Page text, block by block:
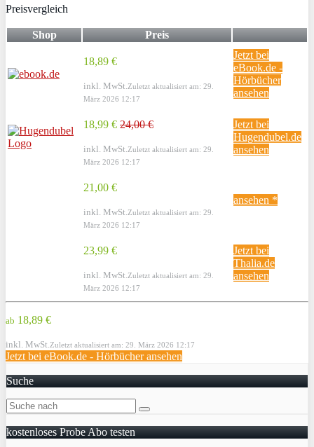
Preisvergleich
Shop Preis
18,89 €
inkl. MwSt. Zuletzt aktualisiert am: 29.
März 2026 12:17
Jetzt bei
eBook.de -
Hörbücher
ansehen
18,99 € 24,00 €
inkl. MwSt. Zuletzt aktualisiert am: 29.
März 2026 12:17
Jetzt bei
Hugendubel.de
ansehen
21,00 €
inkl. MwSt. Zuletzt aktualisiert am: 29.
März 2026 12:17
ansehen *
23,99 €
inkl. MwSt. Zuletzt aktualisiert am: 29.
März 2026 12:17
Jetzt bei
Thalia.de
ansehen
ab 18,89 €
inkl. MwSt. Zuletzt aktualisiert am: 29. März 2026 12:17
Jetzt bei eBook.de - Hörbücher ansehen
Suche
kostenloses Probe Abo testen